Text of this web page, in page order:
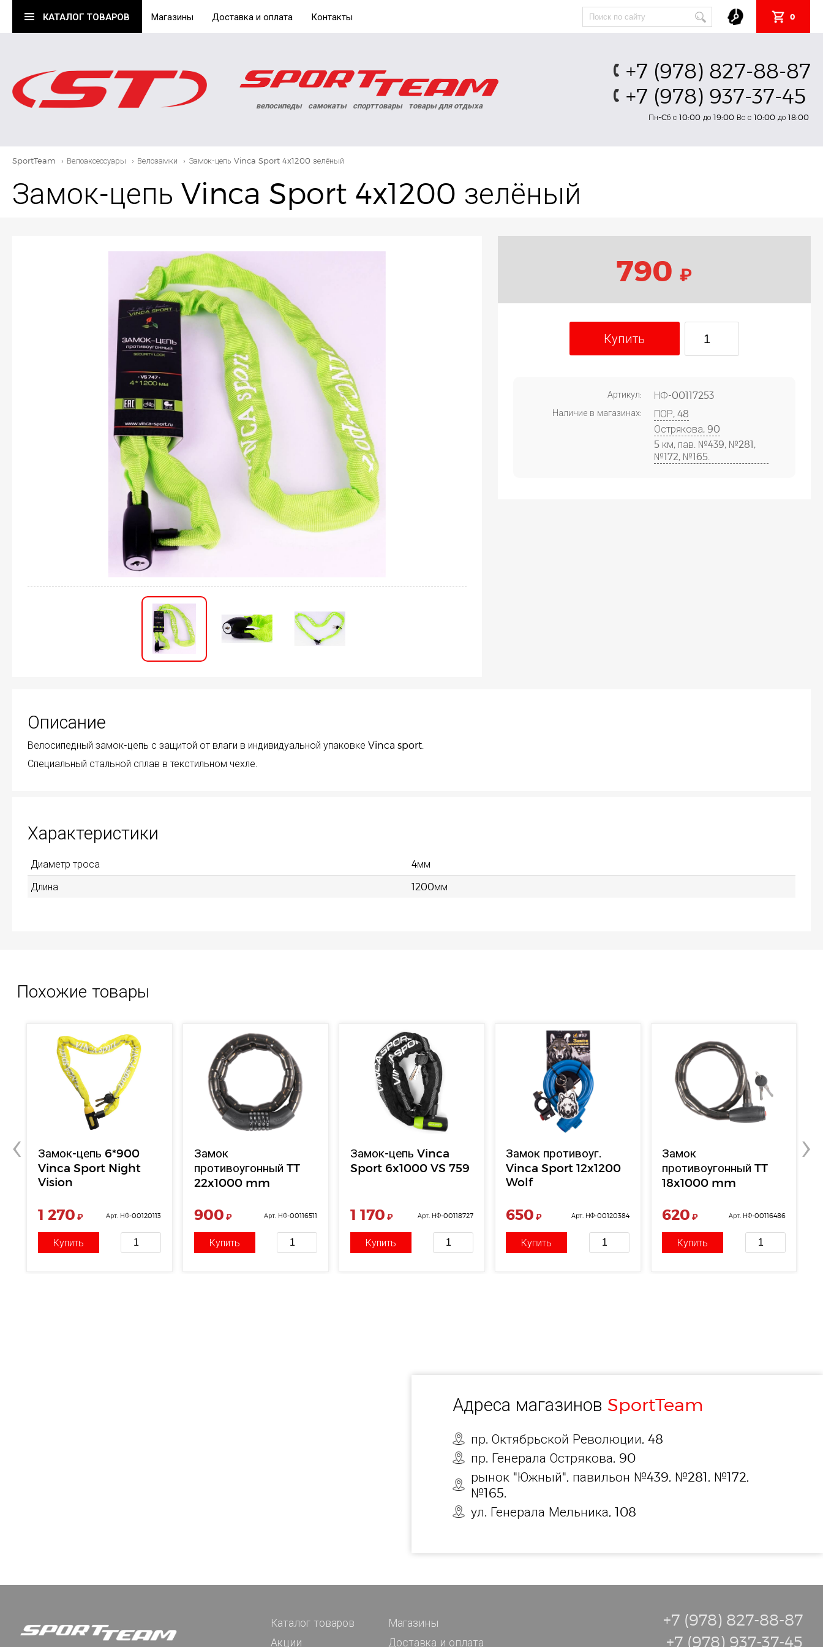
КАТАЛОГ ТОВАРОВ Магазины Доставка и оплата Контакты 0
велосипеды самокаты спорттовары товары для отдыха
+7 (978) 827-88-87
+7 (978) 937-37-45
Пн-Cб с 10:00 до 19:00 Вс с 10:00 до 18:00
SportTeam › Велоаксессуары › Велозамки › Замок-цепь Vinca Sport 4x1200 зелёный
Замок-цепь Vinca Sport 4x1200 зелёный
790₽
Купить
Артикул: НФ-00117253
Наличие в магазинах:
ПОР, 48
Острякова, 90
5 км, пав. №439, №281,
№172, №165.
Описание
Велосипедный замок-цепь с защитой от влаги в индивидуальной упаковке Vinca sport.
Специальный стальной сплав в текстильном чехле.
Характеристики
Диаметр троса
4мм
Длина
1200мм
Похожие товары
Замок-цепь 6*900
Vinca Sport Night
Vision
1 270 ₽ Арт. НФ-00120113
Купить
Замок
противоугонный TT
22x1000 mm
900 ₽ Арт. НФ-00116511
Купить
Замок-цепь Vinca
Sport 6x1000 VS 759
1 170 ₽ Арт. НФ-00118727
Купить
Замок противоуг.
Vinca Sport 12x1200
Wolf
650 ₽ Арт. НФ-00120384
Купить
Замок
противоугонный TT
18x1000 mm
620 ₽ Арт. НФ-00116486
Купить
‹ ›
Адреса магазинов SportTeam
пр. Октябрьской Революции, 48
пр. Генерала Острякова, 90
рынок "Южный", павильон №439, №281, №172,
№165.
ул. Генерала Мельника, 108
Каталог товаров
Магазины
Акции
Доставка и оплата
+7 (978) 827-88-87
+7 (978) 937-37-45